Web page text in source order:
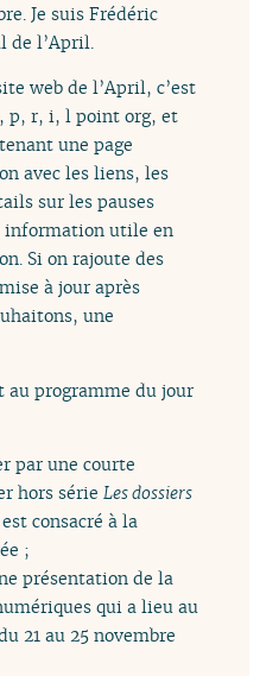
Je suis Frédéric
de l’April.
web de l’April, c’est
p, r, i, l point org, et
une page
avec les liens, les
sur les pauses
information utile en
Si on rajoute des
à jour après
une
au programme du jour
par une courte
hors série Les dossiers
consacré à la
;
présentation de la
qui a lieu au
21 au 25 novembre